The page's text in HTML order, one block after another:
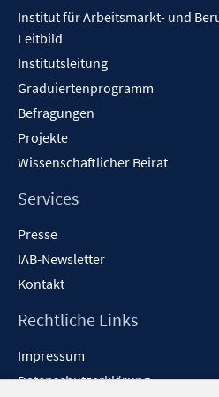
Institut für Arbeitsmarkt- und
Leitbild
Institutsleitung
Graduiertenprogramm
Befragungen
Projekte
Wissenschaftlicher Beirat
Services
Presse
IAB-Newsletter
Kontakt
Rechtliche Links
Impressum
Datenschutzerklärung